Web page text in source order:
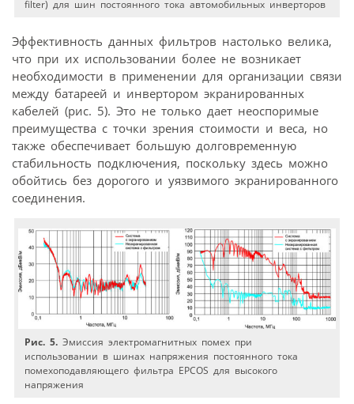
filter) для шин постоянного тока автомобильных инверторов
Эффективность данных фильтров настолько велика,
что при их использовании более не возникает
необходимости в применении для организации связи
между батареей и инвертором экранированных
кабелей (рис. 5). Это не только дает неоспоримые
преимущества с точки зрения стоимости и веса, но
также обеспечивает большую долговременную
стабильность подключения, поскольку здесь можно
обойтись без дорогого и уязвимого экранированного
соединения.
Рис. 5. Эмиссия электромагнитных помех при
использовании в шинах напряжения постоянного тока
помехоподавляющего фильтра EPCOS для высокого
напряжения